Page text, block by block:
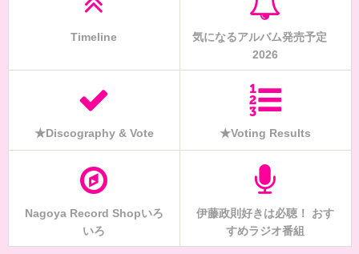
Timeline
気になるアルバム発売予定
2026
★Discography & Vote ★Voting Results
Nagoya Record Shopいろ
いろ
伊藤政則好きは必聴！ おす
すめラジオ番組